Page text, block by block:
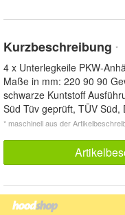
Kurzbeschreibung *
4 x Unterlegkeile PKW-
Maße in mm: 220 90 90
schwarze Kuntstoff
Süd Tüv geprüft, TÜV Süd,
* maschinell aus der